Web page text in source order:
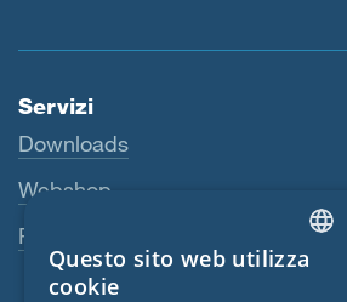
Servizi
Downloads
Webshop
Persona di riferimento
ENGLISH
Questo sito web utilizza
cookie